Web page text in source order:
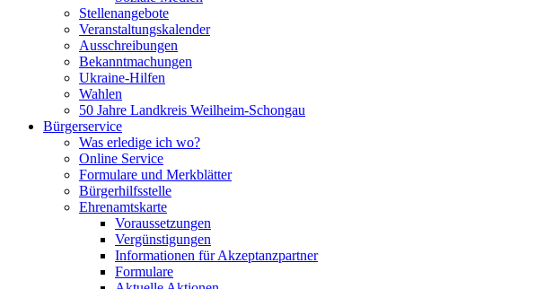
Stellenangebote
Veranstaltungskalender
Ausschreibungen
Bekanntmachungen
Ukraine-Hilfen
Wahlen
50 Jahre Landkreis Weilheim-Schongau
Bürgerservice
Was erledige ich wo?
Online Service
Formulare und Merkblätter
Bürgerhilfsstelle
Ehrenamtskarte
Voraussetzungen
Vergünstigungen
Informationen für Akzeptanzpartner
Formulare